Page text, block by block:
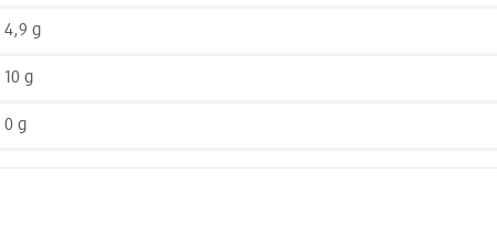
4,9 g
10 g
0 g